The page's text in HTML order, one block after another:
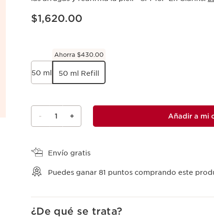
Precio actual $1,620.00
$1,620.00
50 ml
Ahorra $430.00
50 ml Refill
- 1 + Añadir a mi
Envío gratis
Puedes ganar 81 puntos comprando este
¿De qué se trata?